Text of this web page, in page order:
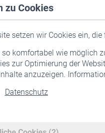
zu Cookies
setzen wir Cookies ein,
so komfortabel wie möglich
zur Optimierung der
anzuzeigen.
Datenschutz